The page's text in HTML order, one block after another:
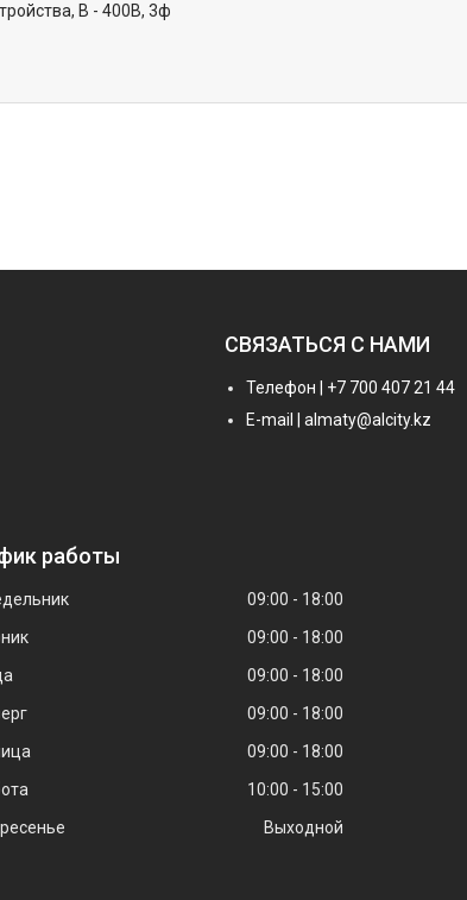
В - 400В, 3ф
СВЯЗАТЬСЯ С НАМИ
Телефон | +7 700 407 21 44
E-mail | almaty@alcity.kz
работы
09:00
18:00
09:00
18:00
09:00
18:00
09:00
18:00
09:00
18:00
10:00
15:00
Выходной